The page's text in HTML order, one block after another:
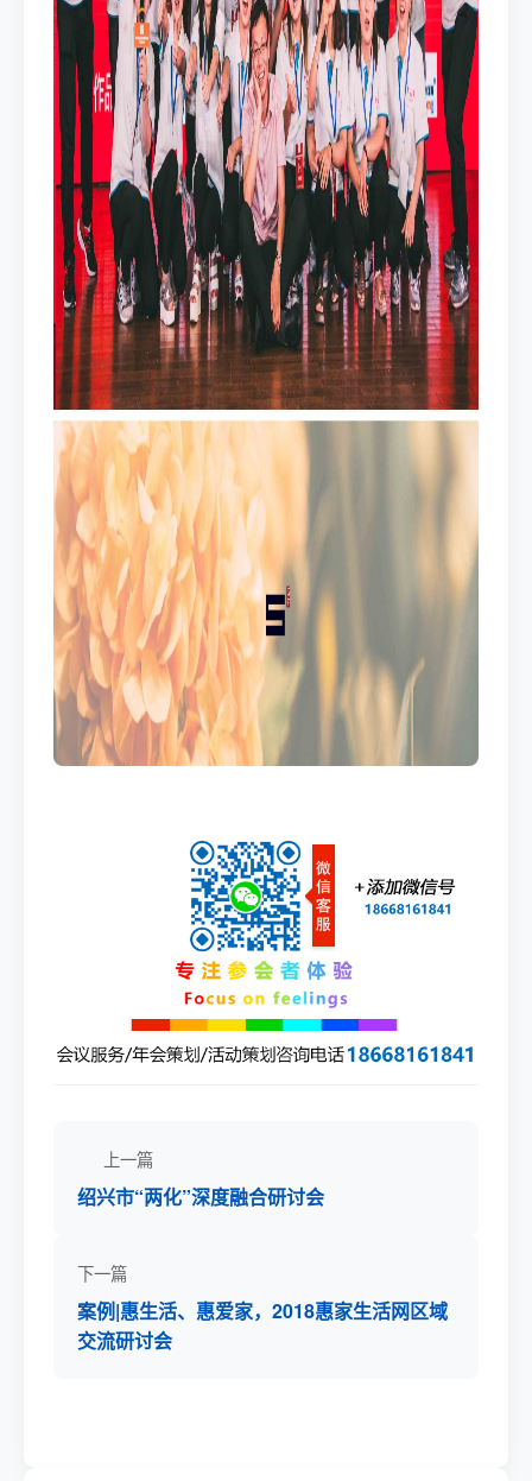
上一篇
绍兴市“两化”深度融合研讨会
下一篇
案例|惠生活、惠爱家，2018惠家生活网区域
交流研讨会